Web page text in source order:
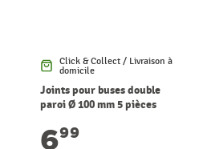
Click & Collect / Livraison à
domicile
Joints pour buses double
paroi Ø 100 mm 5 pièces
699